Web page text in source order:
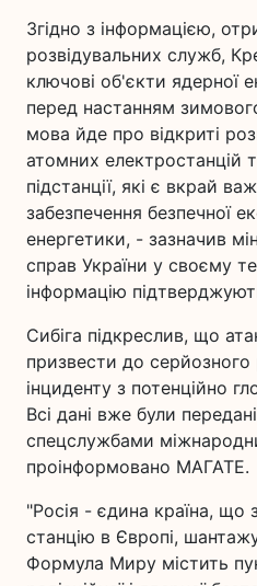
Згідно з інформацією,
розвідувальних служб,
ключові об'єкти ядерної
перед настанням
мова йде про відкриті
атомних електростанцій
підстанції, які є вкрай
забезпечення безпечної
енергетики, - зазначив
справ України у своєму
інформацію
Сибіга підкреслив, що
призвести до
інциденту з потенційно
Всі дані вже були
спецслужбами
проінформовано МАГАТЕ.
"Росія - єдина країна, що
станцію в Європі,
Формула Миру містить